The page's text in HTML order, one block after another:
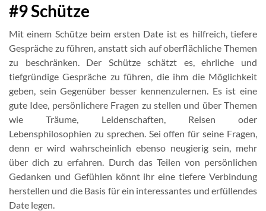
#9 Schütze
Mit einem Schütze beim ersten Date ist es hilfreich, tiefere
Gespräche zu führen, anstatt sich auf oberflächliche Themen
zu beschränken. Der Schütze schätzt es, ehrliche und
tiefgründige Gespräche zu führen, die ihm die Möglichkeit
geben, sein Gegenüber besser kennenzulernen. Es ist eine
gute Idee, persönlichere Fragen zu stellen und über Themen
wie Träume, Leidenschaften, Reisen oder
Lebensphilosophien zu sprechen. Sei offen für seine Fragen,
denn er wird wahrscheinlich ebenso neugierig sein, mehr
über dich zu erfahren. Durch das Teilen von persönlichen
Gedanken und Gefühlen könnt ihr eine tiefere Verbindung
herstellen und die Basis für ein interessantes und erfüllendes
Date legen.